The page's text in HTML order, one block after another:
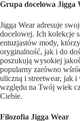
Grupa docelowa Jigga
Jigga Wear adresuje
docelowej. Ich kolekcje
entuzjastów mody,
oryginalność, jak i do
poszukują wysokiej
popularny zarówno
uliczną i streetwear, jak
względu na Twój wiek
Ciebie.
Filozofia Jigga Wear